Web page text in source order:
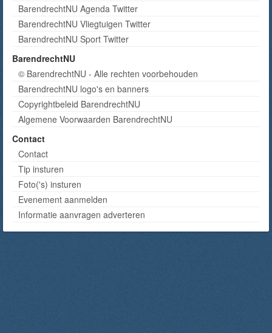
BarendrechtNU Agenda Twitter
BarendrechtNU Vliegtuigen Twitter
BarendrechtNU Sport Twitter
BarendrechtNU
© BarendrechtNU - Alle rechten voorbehouden
BarendrechtNU logo's en banners
Copyrightbeleid BarendrechtNU
Algemene Voorwaarden BarendrechtNU
Contact
Contact
Tip insturen
Foto('s) insturen
Evenement aanmelden
Informatie aanvragen adverteren